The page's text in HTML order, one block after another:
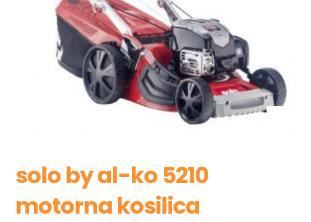
solo by al-ko 5210
motorna kosilica